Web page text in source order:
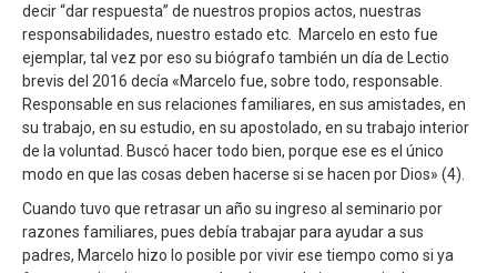
decir “dar respuesta” de nuestros propios actos, nuestras
responsabilidades, nuestro estado etc. Marcelo en esto fue
ejemplar, tal vez por eso su biógrafo también un día de Lectio
brevis del 2016 decía «Marcelo fue, sobre todo, responsable.
Responsable en sus relaciones familiares, en sus amistades, en
su trabajo, en su estudio, en su apostolado, en su trabajo interior
de la voluntad. Buscó hacer todo bien, porque ese es el único
modo en que las cosas deben hacerse si se hacen por Dios» (4).
Cuando tuvo que retrasar un año su ingreso al seminario por
razones familiares, pues debía trabajar para ayudar a sus
padres, Marcelo hizo lo posible por vivir ese tiempo como si ya